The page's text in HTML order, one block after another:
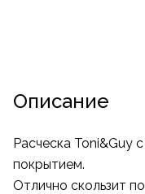
Описание
Расческа Toni&Guy
покрытием.
Отлично скользит